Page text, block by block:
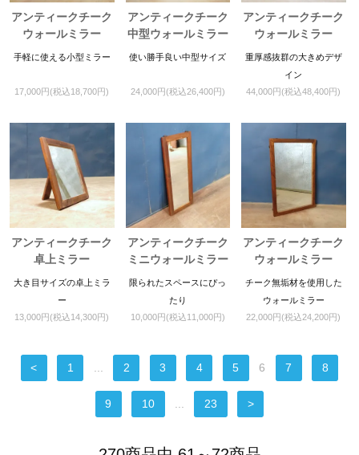
アンティークチーク
ウォールミラー
手軽に使える小型ミラー
17,000円(税込18,700円)
アンティークチーク
中型ウォールミラー
使い勝手良い中型サイズ
24,000円(税込26,400円)
アンティークチーク
ウォールミラー
重厚感抜群の大きめデザ
イン
44,000円(税込48,400円)
アンティークチーク
卓上ミラー
大き目サイズの卓上ミラ
ー
13,000円(税込14,300円)
アンティークチーク
ミニウォールミラー
限られたスペースにぴっ
たり
10,000円(税込11,000円)
アンティークチーク
ウォールミラー
チーク無垢材を使用した
ウォールミラー
22,000円(税込24,200円)
< 1 ... 2 3 4 5 6 7 8
9 10 ... 23 >